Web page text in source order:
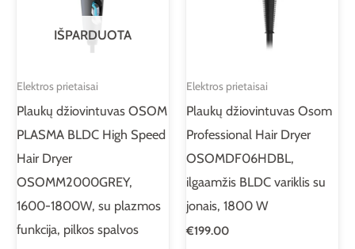
IŠPARDUOTA
Elektros prietaisai
Plaukų džiovintuvas OSOM
PLASMA BLDC High Speed
Hair Dryer
OSOMM2000GREY,
1600-1800W, su plazmos
funkcija, pilkos spalvos
Elektros prietaisai
Plaukų džiovintuvas Osom
Professional Hair Dryer
OSOMDF06HDBL,
ilgaamžis BLDC variklis su
jonais, 1800 W
€199.00